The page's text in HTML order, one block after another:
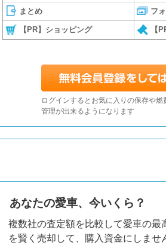
まとめ フ
【PR】ショッピング 【
ログインするとお気に入りの保存や燃
管理が出来るようになります
あなたの愛車、今いくら？
複数社の査定額を比較して愛車の最
を賢く売却して、購入資金にしませ